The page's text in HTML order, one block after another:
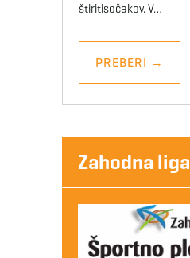
štiritisočakov. V…
PREBERI →
Zahodna liga